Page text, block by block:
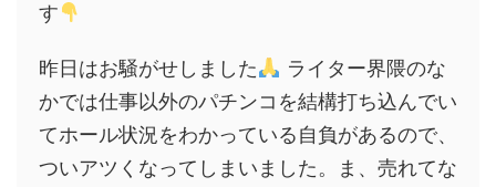
す
昨日はお騒がせしました
ライター界隈のな
かでは仕事以外のパチンコを結構打ち込んでい
てホール状況をわかっている自負があるので、
ついアツくなってしまいました。ま、売れてな